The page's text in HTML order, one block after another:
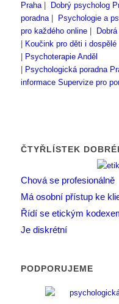
Praha| Dobrý psycholog
poradna| Psychologie a
pro každého online|
Koučink pro děti i dospělé
Psychoterapie Anděl
Psychologická poradna
informace Supervize pro
ČTYŘLÍSTEK
Chová se profesionálně
Má osobní přístup ke
Řídí se etickým
Je diskrétní
PODPORUJEME